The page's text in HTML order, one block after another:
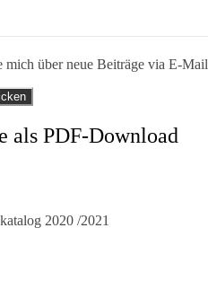
mich über neue Beiträge via E-
als PDF-Download
2020 /2021